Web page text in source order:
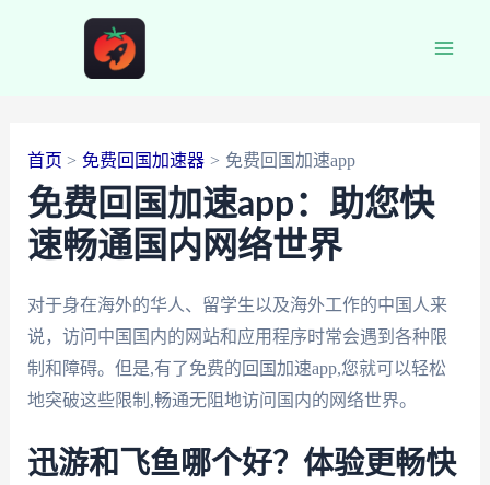
首页 免费回国加速器 免费回国加速app
免费回国加速app：助您快
速畅通国内网络世界
对于身在海外的华人、留学生以及海外工作的中国人来
说，访问中国国内的网站和应用程序时常会遇到各种限
制和障碍。但是,有了免费的回国加速app,您就可以轻松
地突破这些限制,畅通无阻地访问国内的网络世界。
迅游和飞鱼哪个好？体验更畅快